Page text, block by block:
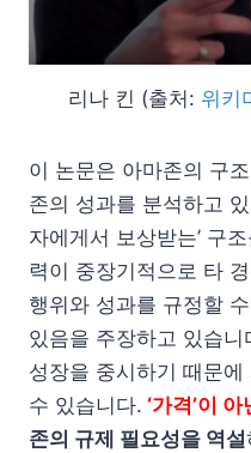
리나 킨 (출처: 위키
이 논문은 아마존의 구
존의 성과를 분석하고
자에게서 보상받는’ 구
력이 중장기적으로 타
행위와 성과를 규정할
있음을 주장하고 있습
성장을 중시하기 때문
수 있습니다. ‘가격’이
존의 규제 필요성을 역설